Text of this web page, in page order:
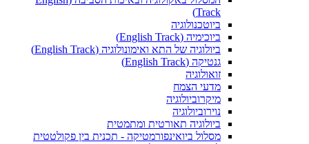
Track)
ביוטכנולוגיה
ביוכימיה (English Track)
ביולוגיה של התא ואימונולוגיה (English Track)
גנטיקה (English Track)
זואולוגיה
מדעי הצמח
מיקרוביולוגיה
נוירוביולוגיה
ביולוגיה תאורטית ומתמטית
מסלול ביואינפורמטיקה - תכנית בין פקולטטית